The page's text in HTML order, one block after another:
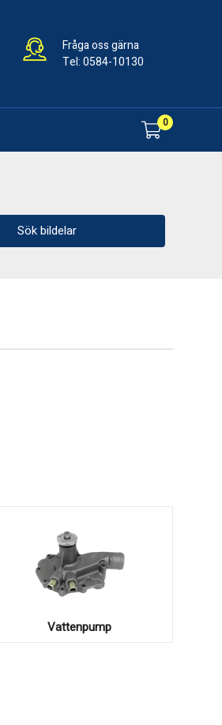
Fråga oss gärna
Tel:0584-10130
0
Sök bildelar
Vattenpump